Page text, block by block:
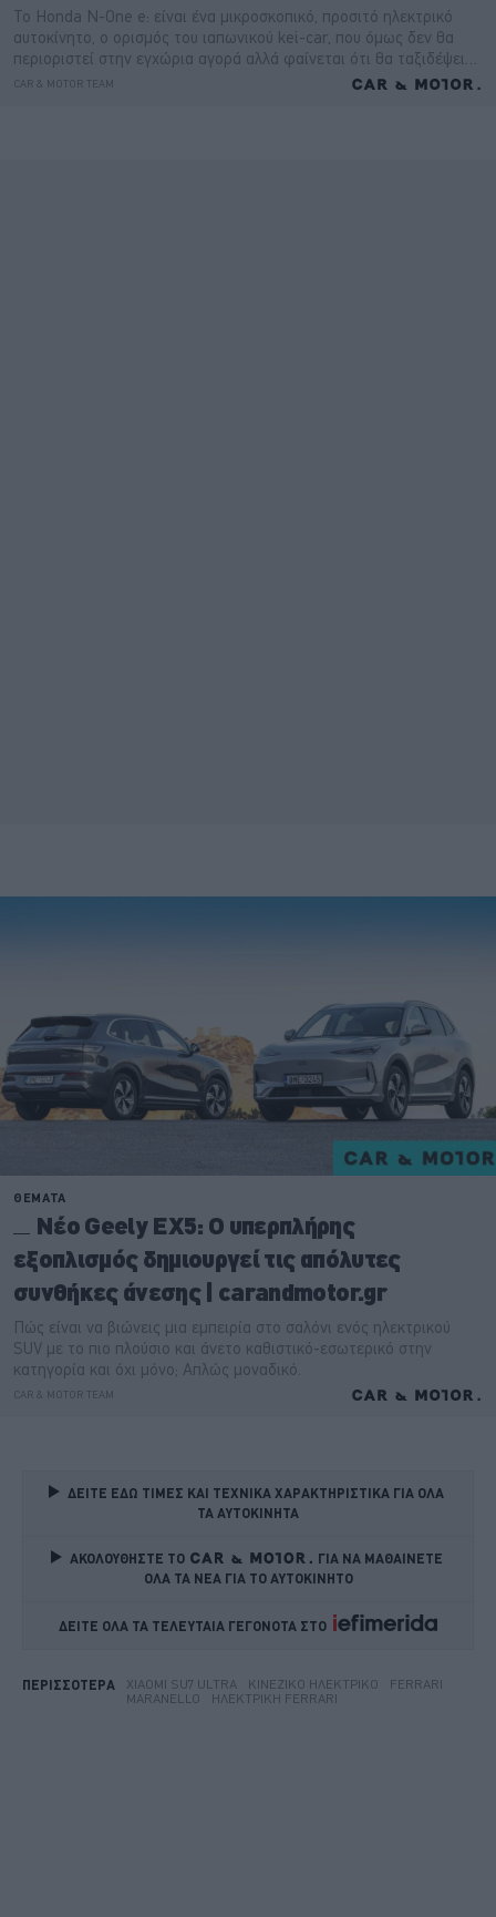
ΔΕΙΤΕ ΕΔΩ ΤΙΜΕΣ ΚΑΙ ΤΕΧΝΙΚΑ ΧΑΡΑΚΤΗΡΙΣΤΙΚΑ ΓΙΑ ΟΛΑ
ΤΑ ΑΥΤΟΚΙΝΗΤΑ
ΑΚΟΛΟΥΘΗΣΤΕ ΤΟ
ΓΙΑ ΝΑ ΜΑΘΑΙΝΕΤΕ
ΟΛΑ ΤΑ ΝΕΑ ΓΙΑ ΤΟ ΑΥΤΟΚΙΝΗΤΟ
ΔΕΙΤΕ ΟΛΑ ΤΑ ΤΕΛΕΥΤΑΙΑ ΓΕΓΟΝΟΤΑ ΣΤΟ
ΠΕΡΙΣΣΟΤΕΡΑ XIAOMI SU7 ULTRA ΚΙΝΈΖΙΚΟ ΗΛΕΚΤΡΙΚΌ
FERRARI
MARANELLO
ΗΛΕΚΤΡΙΚΉ FERRARI